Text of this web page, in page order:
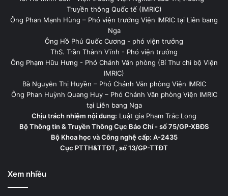
Truyền thông Quốc tế (IMRIC)
Ông Phan Mạnh Hùng – Phó viện trưởng Viện IMRIC tại Liên bang
Nga
Ông Hồ Phú Quốc Cương - phó viện trưởng
ThS. Trần Thành Vĩnh - Phó viện trưởng
Ông Phạm Hữu Hưng - Phó Chánh Văn phòng (Bí Thư chi bộ Viện
IMRIC)
Bà Nguyễn Thị Huyền – Phó Chánh Văn phòng Viện IMRIC
Ông Phan Huỳnh Quang Huy – Phó Chánh Văn phòng Viện IMRIC
tại Liên bang Nga
Chịu trách nhiệm nội dung: Luật gia Phạm Trắc Long
Bộ Thông tin & Truyền Thông Cục Báo Chí - số 75/GP-XBĐS
Bộ Khoa học và Công nghệ cấp: A-2435
Cục PTTH&TTĐT, số 13/GP-TTĐT
Xem nhiều